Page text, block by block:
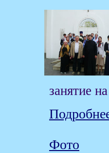
занятие
Фото